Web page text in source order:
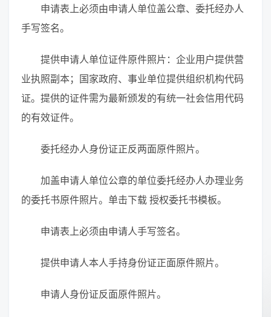
申请表上必须由申请人单位盖公章、委托经办人
手写签名。
提供申请人单位证件原件照片：企业用户提供营
业执照副本；国家政府、事业单位提供组织机构代码
证。提供的证件需为最新颁发的有统一社会信用代码
的有效证件。
委托经办人身份证正反两面原件照片。
加盖申请人单位公章的单位委托经办人办理业务
的委托书原件照片。单击下载 授权委托书模板。
申请表上必须由申请人手写签名。
提供申请人本人手持身份证正面原件照片。
申请人身份证反面原件照片。